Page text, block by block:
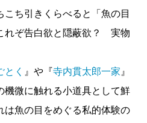
はイエローでホワイト
19回
きる。 第9回
田元幸 訳／ オヤジギャグ
ち引きくらべると「魚の目
ぞ告白欲と隠蔽欲？ 実物
とく 』や『寺内貫太郎一家 』
機微に触れる小道具として鮮
は魚の目をめぐる私的体験の